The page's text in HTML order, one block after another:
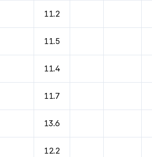
11.2
11.5
11.4
11.7
13.6
12.2